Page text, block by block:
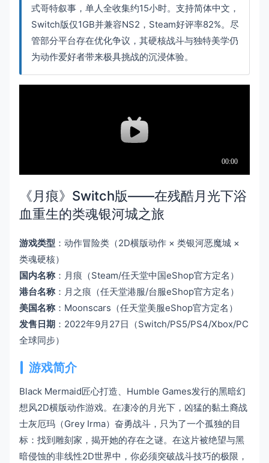
式哥特叙事，单人全收集约15小时。支持简体中文，
Switch版仅1GB并兼容NS2，Steam好评率82%。尽
管部分平台存在优化争议，其硬核战斗与独特美学仍
为动作爱好者带来极具挑战的沉浸体验。
《月痕》Switch版——在残酷月光下浴
血重生的类魂银河城之旅
游戏类型 ：动作冒险类（2D横版动作 × 类银河恶魔城 ×
类魂硬核）
国内名称：月痕（Steam/任天堂中国eShop官方定名）
港台名称：月之痕（任天堂港服/台服eShop官方定名）
美国名称：Moonscars（任天堂美服eShop官方定名）
发售日期 ：2022年9月27日（Switch/PS5/PS4/Xbox/PC
全球同步）
游戏简介
Black Mermaid匠心打造、Humble Games发行的黑暗幻
想风2D横版动作游戏。在凄冷的月光下，凶猛的黏土裔战
士灰厄玛（Grey Irma）奋勇战斗，只为了一个孤独的目
标：找到雕刻家，揭开她的存在之谜。在这片被绝望与黑
暗侵蚀的非线性2D世界中，你必须突破战斗技巧的极限，